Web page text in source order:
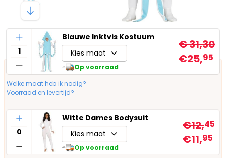
Aantal
Blauwe Inktvis Kostuum
Kies maat
Op voorraad
€ 31,30
€25,95
Welke maat heb ik nodig?
Voorraad en levertijd?
Aantal
Witte Dames Bodysuit
Kies maat
Op voorraad
€12,45
€11,95